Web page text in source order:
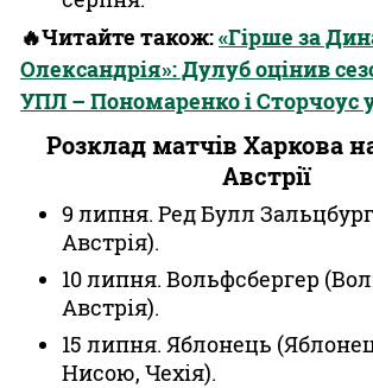
🔥Читайте також:«Гірше за
Олександрія»: Дулуб оцінив
УПЛ – Пономаренко і Сторчоус
Розклад матчів Харкова
Австрії
9 липня. Ред Булл
Австрія).
10 липня. Вольфсбергер
Австрія).
15 липня. Яблонець
Нисою, Чехія).